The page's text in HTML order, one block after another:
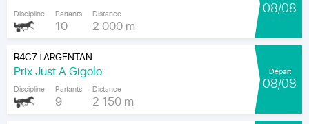
Discipline Partants
10
Distance
2 000 m
08/08
R4C7 |ARGENTAN
Prix Just A Gigolo
Discipline Partants
9
Distance
2 150 m
Départ
08/08